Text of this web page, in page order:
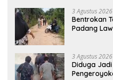
3 Agustus 2026
Bentrokan
Padang
3 Agustus 2026
Diduga